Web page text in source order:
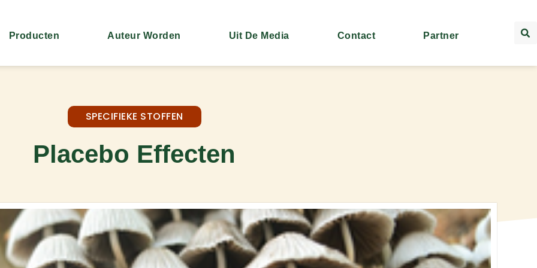
Producten Auteur Worden Uit De Media Contact Partner
SPECIFIEKE STOFFEN
Placebo Effecten